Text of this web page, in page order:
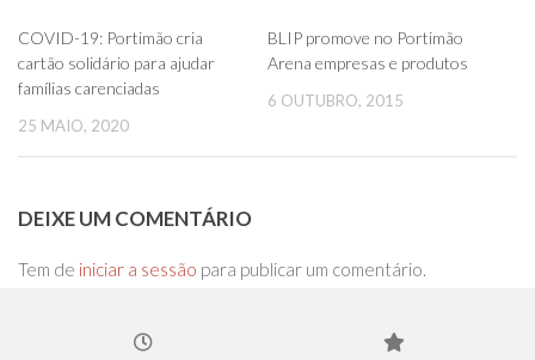
COVID-19: Portimão cria
cartão solidário para ajudar
famílias carenciadas
25 MAIO, 2020
BLIP promove no Portimão
Arena empresas e produtos
6 OUTUBRO, 2015
DEIXE UM COMENTÁRIO
Tem de iniciar a sessão para publicar um comentário.